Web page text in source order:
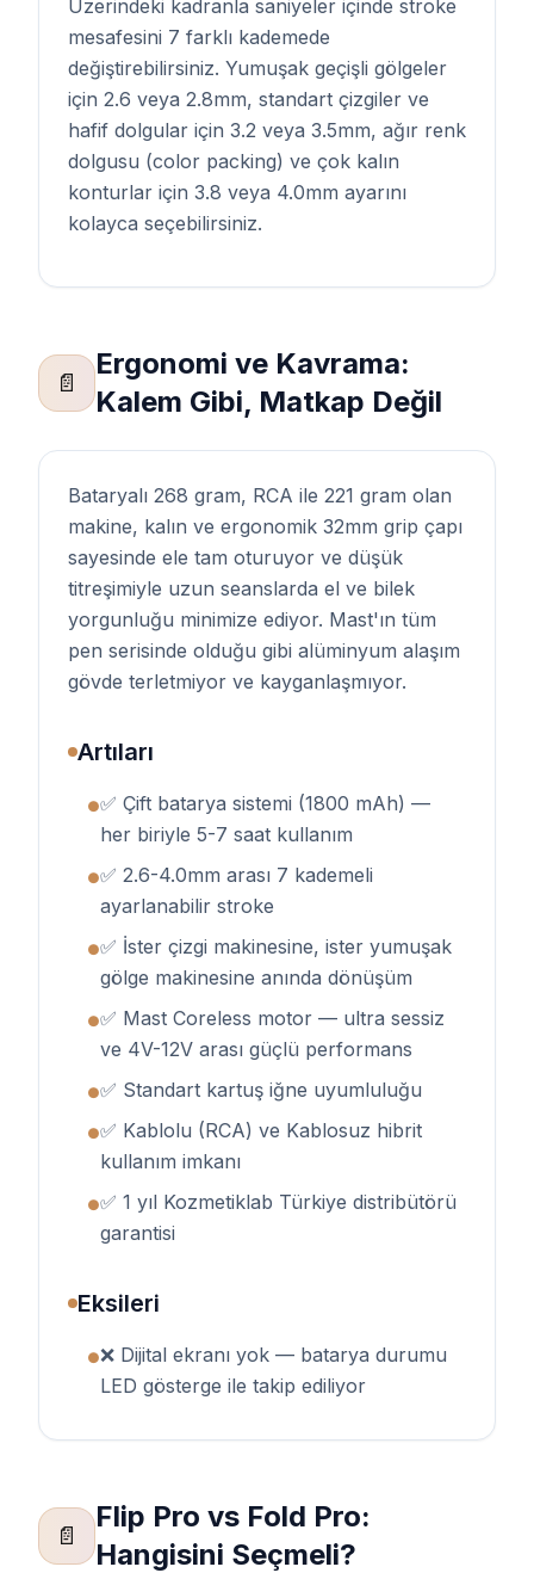
Üzerindeki kadranla saniyeler içinde stroke
mesafesini 7 farklı kademede
değiştirebilirsiniz. Yumuşak geçişli gölgeler
için 2.6 veya 2.8mm, standart çizgiler ve
hafif dolgular için 3.2 veya 3.5mm, ağır renk
dolgusu (color packing) ve çok kalın
konturlar için 3.8 veya 4.0mm ayarını
kolayca seçebilirsiniz.
📄
Ergonomi ve Kavrama:
Kalem Gibi, Matkap Değil
Bataryalı 268 gram, RCA ile 221 gram olan
makine, kalın ve ergonomik 32mm grip çapı
sayesinde ele tam oturuyor ve düşük
titreşimiyle uzun seanslarda el ve bilek
yorgunluğu minimize ediyor. Mast'ın tüm
pen serisinde olduğu gibi alüminyum alaşım
gövde terletmiyor ve kayganlaşmıyor.
Artıları
●✅ Çift batarya sistemi (1800 mAh) —
her biriyle 5-7 saat kullanım
●✅ 2.6-4.0mm arası 7 kademeli
ayarlanabilir stroke
●✅ İster çizgi makinesine, ister yumuşak
gölge makinesine anında dönüşüm
●✅ Mast Coreless motor — ultra sessiz
ve 4V-12V arası güçlü performans
●✅ Standart kartuş iğne uyumluluğu
●✅ Kablolu (RCA) ve Kablosuz hibrit
kullanım imkanı
●✅ 1 yıl Kozmetiklab Türkiye distribütörü
garantisi
Eksileri
●❌ Dijital ekranı yok — batarya durumu
LED gösterge ile takip ediliyor
📄
Flip Pro vs Fold Pro:
Hangisini Seçmeli?